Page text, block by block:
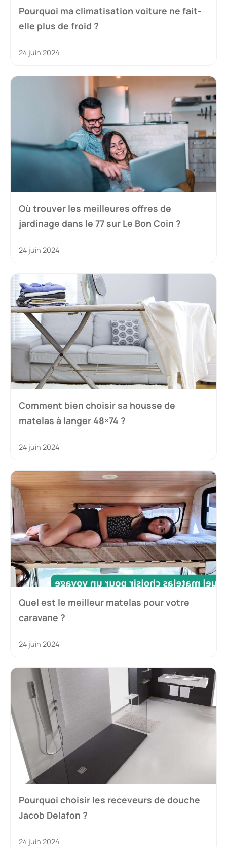
Pourquoi ma climatisation voiture ne fait-
elle plus de froid ?
24 juin 2024
Où trouver les meilleures offres de
jardinage dans le 77 sur Le Bon Coin ?
24 juin 2024
Comment bien choisir sa housse de
matelas à langer 48×74 ?
24 juin 2024
Quel est le meilleur matelas pour votre
caravane ?
24 juin 2024
Pourquoi choisir les receveurs de douche
Jacob Delafon ?
24 juin 2024